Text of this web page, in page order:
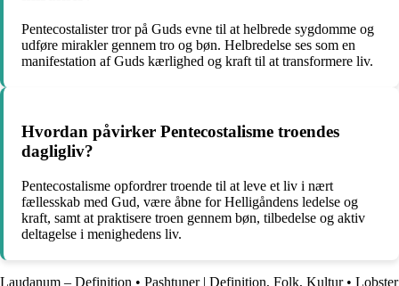
Pentecostalister tror på Guds evne til at helbrede sygdomme og
udføre mirakler gennem tro og bøn. Helbredelse ses som en
manifestation af Guds kærlighed og kraft til at transformere liv.
Hvordan påvirker Pentecostalisme troendes
dagligliv?
Pentecostalisme opfordrer troende til at leve et liv i nært
fællesskab med Gud, være åbne for Helligåndens ledelse og
kraft, samt at praktisere troen gennem bøn, tilbedelse og aktiv
deltagelse i menighedens liv.
Laudanum – Definition • Pashtuner | Definition, Folk, Kultur• Lobster